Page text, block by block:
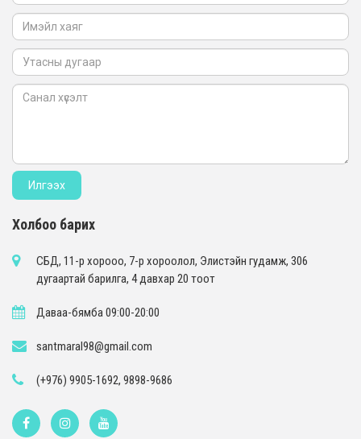
Холбоо барих
СБД, 11-р хорооо, 7-р хороолол, Элистэйн гудамж, 306
дугаартай барилга, 4 давхар 20 тоот
Даваа-бямба 09:00-20:00
santmaral98@gmail.com
(+976) 9905-1692, 9898-9686